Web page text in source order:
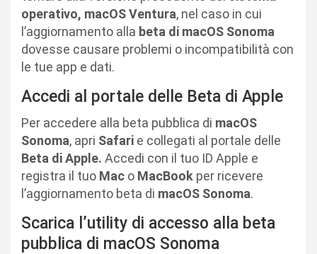
operativo, macOS Ventura, nel caso in cui
l’aggiornamento alla beta di macOS Sonoma
dovesse causare problemi o incompatibilità con
le tue app e dati.
Accedi al portale delle Beta di Apple
Per accedere alla beta pubblica di macOS
Sonoma, apri Safari e collegati al portale delle
Beta di Apple. Accedi con il tuo ID Apple e
registra il tuo Mac o MacBook per ricevere
l’aggiornamento beta di macOS Sonoma.
Scarica l’utility di accesso alla beta
pubblica di macOS Sonoma